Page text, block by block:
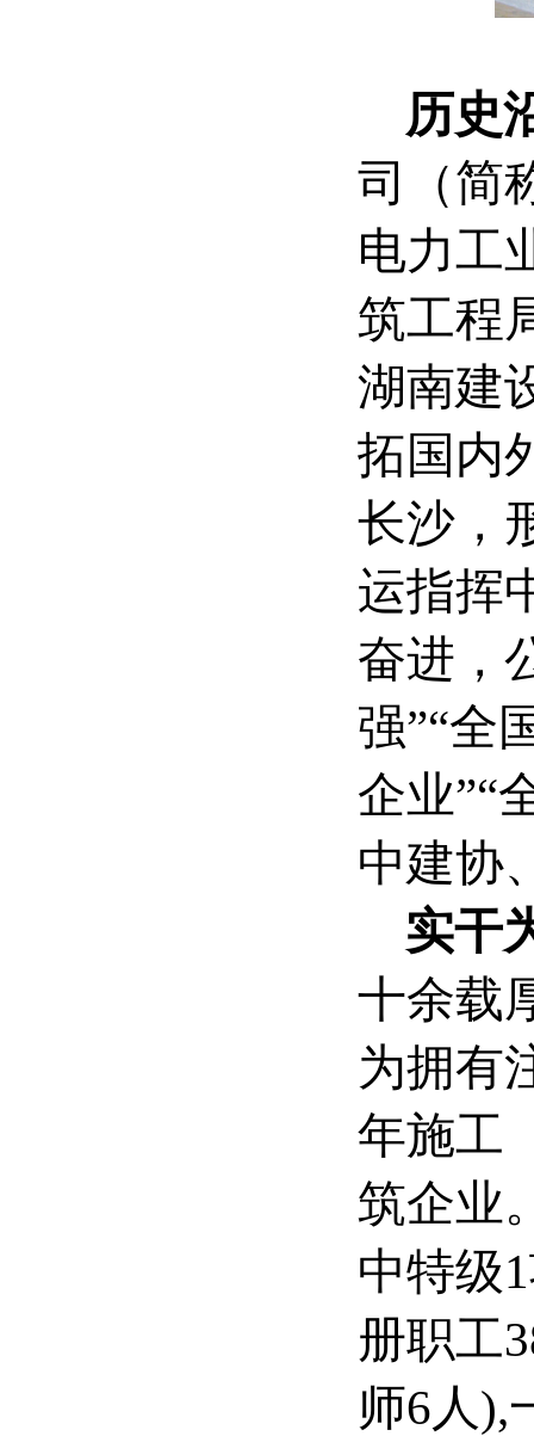
历史
司（简
电力工
筑工程
湖南建
拓国内
长沙，
运指挥
奋进，
强”“全
企业”“
中建协
实干
十余载
为拥有
年施工
筑企业
中特级
册职工
师6人),